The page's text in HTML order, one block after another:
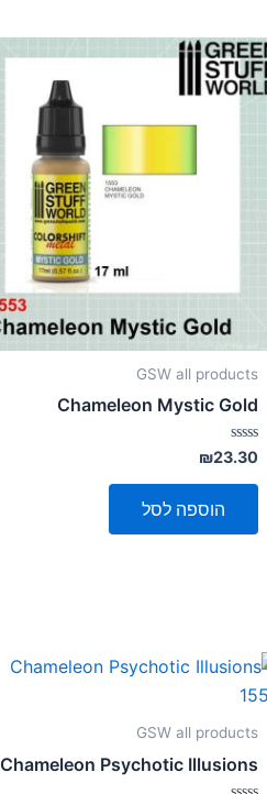
GSW all products
Chameleon Mystic Gold
דורג
0
מתוך
₪23.30
הוספה לסל
GSW all products
Chameleon Psychotic Illusions